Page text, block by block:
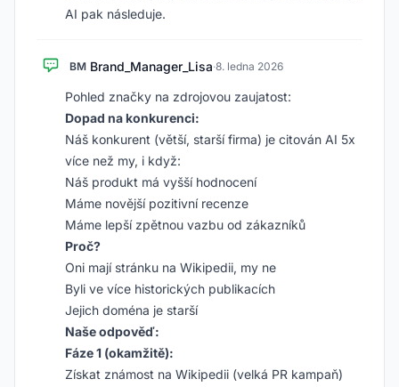
AI pak následuje.
BM Brand_Manager_Lisa·8. ledna 2026
Pohled značky na zdrojovou zaujatost:
Dopad na konkurenci:
Náš konkurent (větší, starší firma) je citován AI 5x
více než my, i když:
Náš produkt má vyšší hodnocení
Máme novější pozitivní recenze
Máme lepší zpětnou vazbu od zákazníků
Proč?
Oni mají stránku na Wikipedii, my ne
Byli ve více historických publikacích
Jejich doména je starší
Naše odpověď:
Fáze 1 (okamžitě):
Získat známost na Wikipedii (velká PR kampaň)